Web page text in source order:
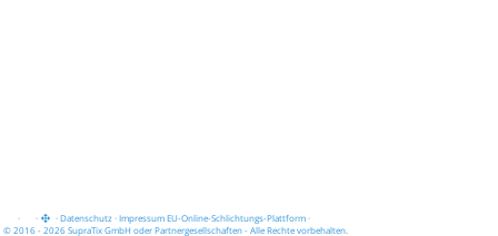
· · ·Datenschutz·Impressum EU-Online-Schlichtungs-Plattform·
© 2016 - 2026 SupraTix GmbH oder Partnergesellschaften - Alle Rechte vorbehalten.